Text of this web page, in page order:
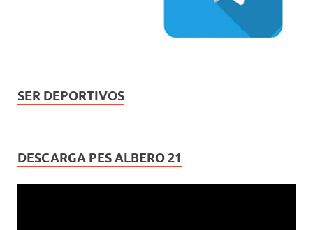
SER DEPORTIVOS
DESCARGA PES ALBERO 21